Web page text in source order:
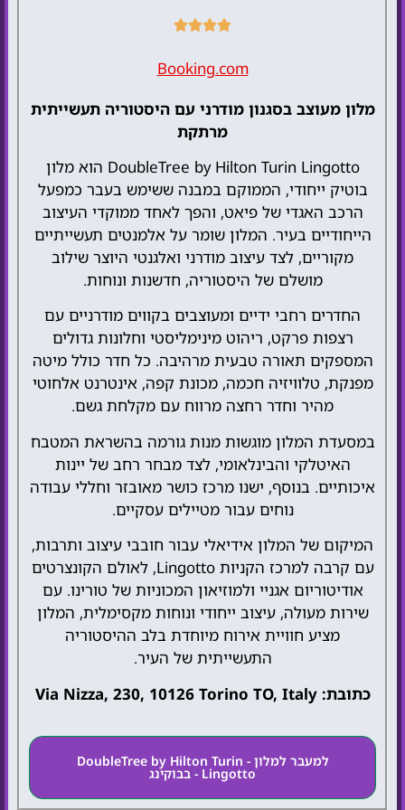
Booking.com
מלון מעוצב בסגנון מודרני עם היסטוריה תעשייתית
מרתקת
DoubleTree by Hilton Turin Lingotto הוא מלון
בוטיק ייחודי, הממוקם במבנה ששימש בעבר כמפעל
הרכב האגדי של פיאט, והפך לאחד ממוקדי העיצוב
הייחודיים בעיר. המלון שומר על אלמנטים תעשייתיים
מקוריים, לצד עיצוב מודרני ואלגנטי היוצר שילוב
מושלם של היסטוריה, חדשנות ונוחות.
החדרים רחבי ידיים ומעוצבים בקווים מודרניים עם
רצפות פרקט, ריהוט מינימליסטי וחלונות גדולים
המספקים תאורה טבעית מרהיבה. כל חדר כולל מיטה
מפנקת, טלוויזיה חכמה, מכונת קפה, אינטרנט אלחוטי
מהיר וחדר רחצה מרווח עם מקלחת גשם.
במסעדת המלון מוגשות מנות גורמה בהשראת המטבח
האיטלקי והבינלאומי, לצד מבחר רחב של יינות
איכותיים. בנוסף, ישנו מרכז כושר מאובזר וחללי עבודה
נוחים עבור מטיילים עסקיים.
המיקום של המלון אידיאלי עבור חובבי עיצוב ותרבות,
עם קרבה למרכז הקניות Lingotto, לאולם הקונצרטים
אודיטוריום אגניי ולמוזיאון המכוניות של טורינו. עם
שירות מעולה, עיצוב ייחודי ונוחות מקסימלית, המלון
מציע חוויית אירוח מיוחדת בלב ההיסטוריה
התעשייתית של העיר.
כתובת: Via Nizza, 230, 10126 Torino TO, Italy
למעבר למלון - DoubleTree by Hilton Turin
Lingotto - בבוקינג